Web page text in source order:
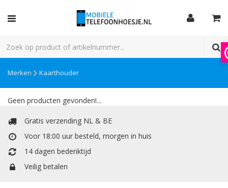
Merken Kaarthouder
Geen producten gevonden!...
Gratis verzending NL & BE
Voor 18:00 uur besteld, morgen in huis
14 dagen bedenktijd
Veilig betalen